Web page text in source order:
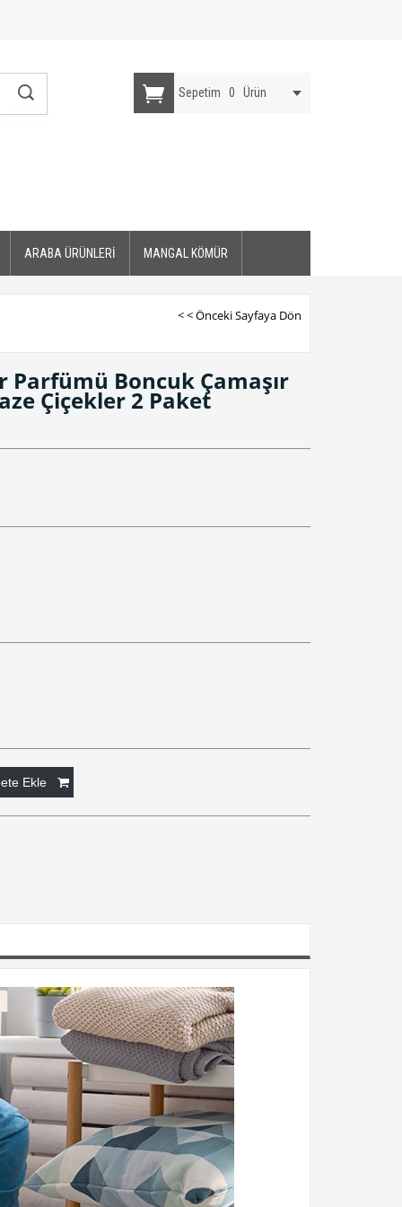
Sepetim 0 Ürün
ARABA ÜRÜNLERİ MANGAL KÖMÜR
< < Önceki Sayfaya Dön
Parfümü Boncuk Çamaşır
Çiçekler 2 Paket